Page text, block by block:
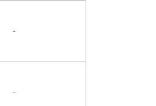
-
-